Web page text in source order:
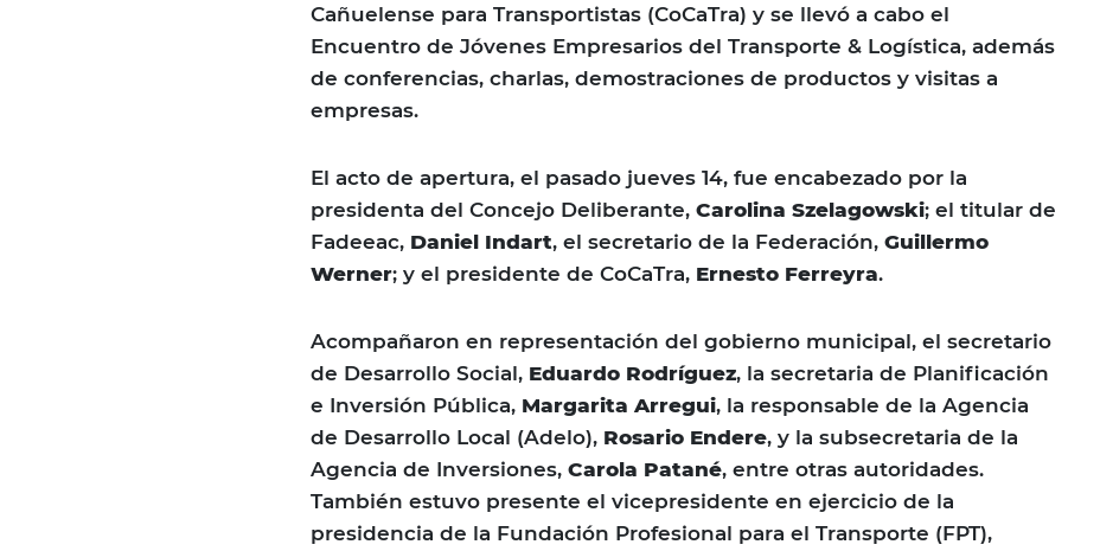
Cañuelense para Transportistas (CoCaTra) y se llevó a cabo el
Encuentro de Jóvenes Empresarios del Transporte & Logística, además
de conferencias, charlas, demostraciones de productos y visitas a
empresas.
El acto de apertura, el pasado jueves 14, fue encabezado por la
presidenta del Concejo Deliberante, Carolina Szelagowski; el titular de
Fadeeac, Daniel Indart, el secretario de la Federación, Guillermo
Werner; y el presidente de CoCaTra, Ernesto Ferreyra.
Acompañaron en representación del gobierno municipal, el secretario
de Desarrollo Social, Eduardo Rodríguez, la secretaria de Planificación
e Inversión Pública, Margarita Arregui, la responsable de la Agencia
de Desarrollo Local (Adelo), Rosario Endere, y la subsecretaria de la
Agencia de Inversiones, Carola Patané, entre otras autoridades.
También estuvo presente el vicepresidente en ejercicio de la
presidencia de la Fundación Profesional para el Transporte (FPT),